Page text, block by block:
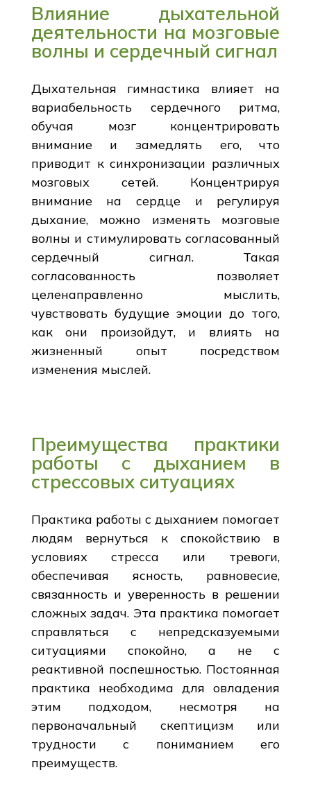
Влияние дыхательной
деятельности на мозговые
волны и сердечный сигнал
Дыхательная гимнастика влияет на
вариабельность сердечного ритма,
обучая мозг концентрировать
внимание и замедлять его, что
приводит к синхронизации различных
мозговых сетей. Концентрируя
внимание на сердце и регулируя
дыхание, можно изменять мозговые
волны и стимулировать согласованный
сердечный сигнал. Такая
согласованность позволяет
целенаправленно мыслить,
чувствовать будущие эмоции до того,
как они произойдут, и влиять на
жизненный опыт посредством
изменения мыслей.
Преимущества практики
работы с дыханием в
стрессовых ситуациях
Практика работы с дыханием помогает
людям вернуться к спокойствию в
условиях стресса или тревоги,
обеспечивая ясность, равновесие,
связанность и уверенность в решении
сложных задач. Эта практика помогает
справляться с непредсказуемыми
ситуациями спокойно, а не с
реактивной поспешностью. Постоянная
практика необходима для овладения
этим подходом, несмотря на
первоначальный скептицизм или
трудности с пониманием его
преимуществ.